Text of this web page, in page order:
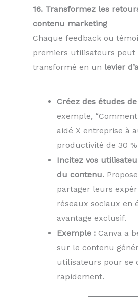
16. Transformez les
contenu marketing
Chaque feedback ou
premiers utilisateurs peut
transformé en un levier
Créez des études
exemple,
aidé X entreprise à
productivité de 30
Incitez vos
du contenu.
partager leurs
réseaux sociaux en
avantage exclusif.
Exemple : Canva a
sur le contenu
utilisateurs pour se
rapidement.